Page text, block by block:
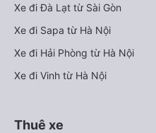
Xe đi Đà Lạt từ Sài Gòn
Xe đi Sapa từ Hà Nội
Xe đi Hải Phòng từ Hà Nội
Xe đi Vinh từ Hà Nội
Thuê xe